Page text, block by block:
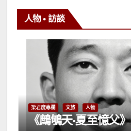
人物 • 訪談
梁君度專欄 文旅 人物
《鷓鴝天·夏至憶父》